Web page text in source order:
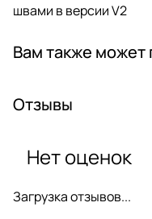
швами в версии V2
Вам также может
Отзывы
Загрузка отзывов...
Нет оценок